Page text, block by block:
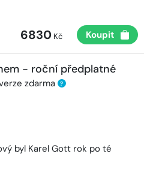
6830Kč Koupit
- roční předplatné
zdarma ?
byl Karel Gott rok po té